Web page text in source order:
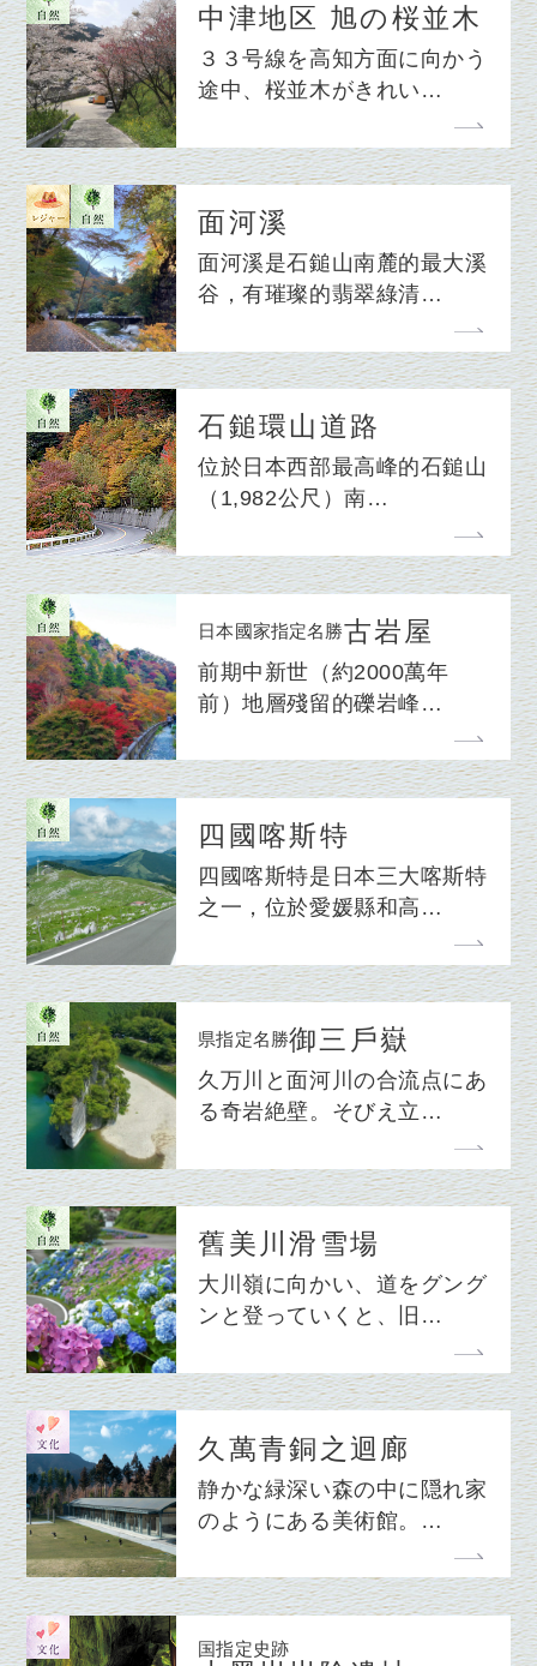
中津地区 旭の桜並木
３３号線を高知方面に向かう
途中、桜並木がきれい…
面河溪
面河溪是石鎚山南麓的最大溪
谷，有璀璨的翡翠綠清…
石鎚環山道路
位於日本西部最高峰的石鎚山
（1,982公尺）南…
日本國家指定名勝古岩屋
前期中新世（約2000萬年
前）地層殘留的礫岩峰…
四國喀斯特
四國喀斯特是日本三大喀斯特
之一，位於愛媛縣和高…
県指定名勝御三戶嶽
久万川と面河川の合流点にあ
る奇岩絶壁。そびえ立…
舊美川滑雪場
大川嶺に向かい、道をグング
ンと登っていくと、旧…
久萬青銅之迴廊
静かな緑深い森の中に隠れ家
のようにある美術館。…
国指定史跡